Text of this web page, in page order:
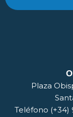
Plaza
Teléfono (+34)